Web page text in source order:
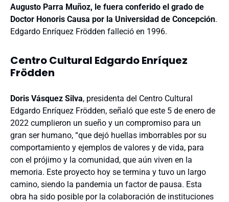
Augusto Parra Muñoz, le fuera conferido el grado de
Doctor Honoris Causa por la Universidad de Concepción.
Edgardo Enríquez Frödden falleció en 1996.
Centro Cultural Edgardo Enríquez
Frödden
Doris Vásquez Silva, presidenta del Centro Cultural
Edgardo Enríquez Frödden, señaló que este 5 de enero de
2022 cumplieron un sueño y un compromiso para un
gran ser humano, “que dejó huellas imborrables por su
comportamiento y ejemplos de valores y de vida, para
con el prójimo y la comunidad, que aún viven en la
memoria. Este proyecto hoy se termina y tuvo un largo
camino, siendo la pandemia un factor de pausa. Esta
obra ha sido posible por la colaboración de instituciones